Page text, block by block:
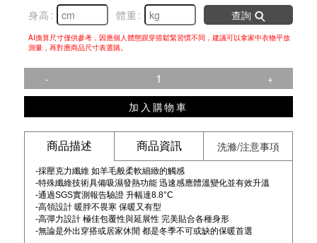
身高: 體重: 查詢
AI換算尺寸僅供參考，因應個人體態跟穿搭鬆緊習慣不同，建議可以拿家中衣物平放
測量，再對應商品尺寸表選購。
-
+
加入購物車
商品描述 商品資訊 洗滌/注意事項
-採壓克力纖維 如羊毛般柔軟細緻的觸感
-特殊纖維技術具備吸濕發熱功能 迅速感應體溫變化並有效升溫
-通過SGS實測報告驗證 升幅達8.8°C
-高領設計 暖脖不畏寒 保暖又有型
-高彈力設計 極佳包覆性與延展性 完美貼合各種身形
-無論是外出穿搭或居家休閒 都是冬季不可或缺的保暖首選